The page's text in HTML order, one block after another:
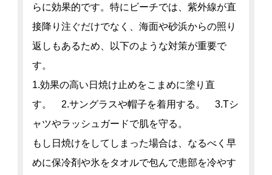
らに効果的です。特にビーチでは、紫外線が直
接降り注ぐだけでなく、海面や砂浜からの照り
返しもあるため、以下のような対策が重要で
す。
1.効果の高い日焼け止めをこまめに塗り直
す。 2.サングラスや帽子を着用する。 3.Tシ
ャツやラッシュガードで肌を守る。
もし日焼けをしてしまった場合は、なるべく早
めに保冷剤や氷をタオルで包んで患部を冷やす